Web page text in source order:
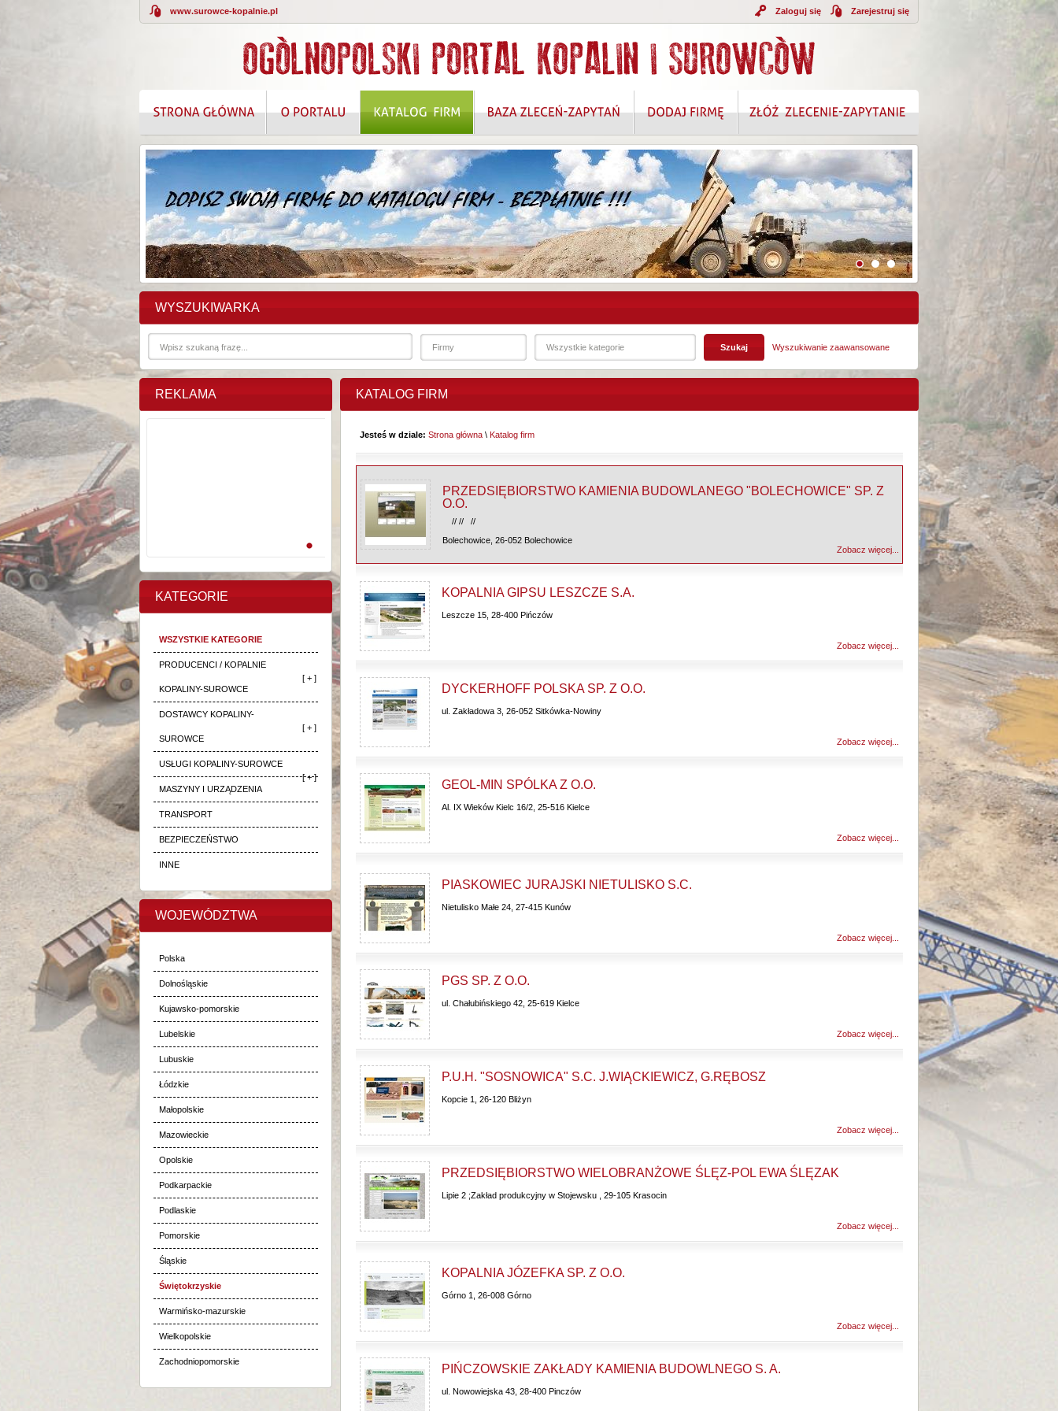
www.surowce-kopalnie.pl Zarejestruj się
Zaloguj się
WYSZUKIWARKA
Wyszukiwanie zaawansowane
REKLAMA
KATEGORIE
WSZYSTKIE KATEGORIE
PRODUCENCI / KOPALNIE
KOPALINY-SUROWCE
[ + ]
DOSTAWCY KOPALINY-
SUROWCE
[ + ]
USŁUGI KOPALINY-SUROWCE
[ + ]
MASZYNY I URZĄDZENIA
TRANSPORT
BEZPIECZEŃSTWO
INNE
WOJEWÓDZTWA
Polska
Dolnośląskie
Kujawsko-pomorskie
Lubelskie
Lubuskie
Łódzkie
Małopolskie
Mazowieckie
Opolskie
Podkarpackie
Podlaskie
Pomorskie
Śląskie
Świętokrzyskie
Warmińsko-mazurskie
Wielkopolskie
Zachodniopomorskie
KATALOG FIRM
Jesteś w dziale: Strona główna \ Katalog firm
PRZEDSIĘBIORSTWO KAMIENIA BUDOWLANEGO "BOLECHOWICE" SP. Z
O.O.
// // //
Bolechowice, 26-052 Bolechowice
Zobacz więcej...
KOPALNIA GIPSU LESZCZE S.A.
Leszcze 15, 28-400 Pińczów
Zobacz więcej...
DYCKERHOFF POLSKA SP. Z O.O.
ul. Zakładowa 3, 26-052 Sitkówka-Nowiny
Zobacz więcej...
GEOL-MIN SPÓLKA Z O.O.
Al. IX Wieków Kielc 16/2, 25-516 Kielce
Zobacz więcej...
PIASKOWIEC JURAJSKI NIETULISKO S.C.
Nietulisko Małe 24, 27-415 Kunów
Zobacz więcej...
PGS SP. Z O.O.
ul. Chałubińskiego 42, 25-619 Kielce
Zobacz więcej...
P.U.H. "SOSNOWICA" S.C. J.WIĄCKIEWICZ, G.RĘBOSZ
Kopcie 1, 26-120 Bliżyn
Zobacz więcej...
PRZEDSIĘBIORSTWO WIELOBRANŻOWE ŚLĘZ-POL EWA ŚLĘZAK
Lipie 2 ;Zakład produkcyjny w Stojewsku , 29-105 Krasocin
Zobacz więcej...
KOPALNIA JÓZEFKA SP. Z O.O.
Górno 1, 26-008 Górno
Zobacz więcej...
PIŃCZOWSKIE ZAKŁADY KAMIENIA BUDOWLNEGO S. A.
ul. Nowowiejska 43, 28-400 Pinczów